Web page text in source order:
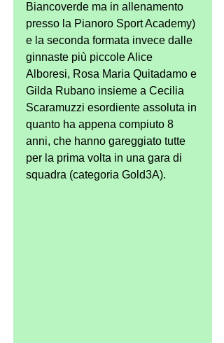
Biancoverde ma in allenamento
presso la Pianoro Sport Academy)
e la seconda formata invece dalle
ginnaste più piccole Alice
Alboresi, Rosa Maria Quitadamo e
Gilda Rubano insieme a Cecilia
Scaramuzzi esordiente assoluta in
quanto ha appena compiuto 8
anni, che hanno gareggiato tutte
per la prima volta in una gara di
squadra (categoria Gold3A).